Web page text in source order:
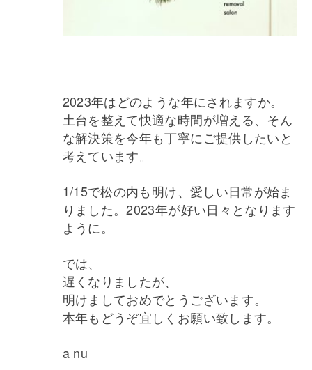
2023年はどのような年にされますか。
土台を整えて快適な時間が増える、そん
な解決策を今年も丁寧にご提供したいと
考えています。
1/15で松の内も明け、愛しい日常が始ま
りました。2023年が好い日々となります
ように。
では、
遅くなりましたが、
明けましておめでとうございます。
本年もどうぞ宜しくお願い致します。
a nu